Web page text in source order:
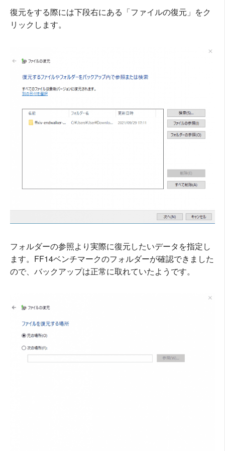
復元をする際には下段右にある「ファイルの復元」をク
リックします。
フォルダーの参照より実際に復元したいデータを指定し
ます。FF14ベンチマークのフォルダーが確認できました
ので、バックアップは正常に取れていたようです。